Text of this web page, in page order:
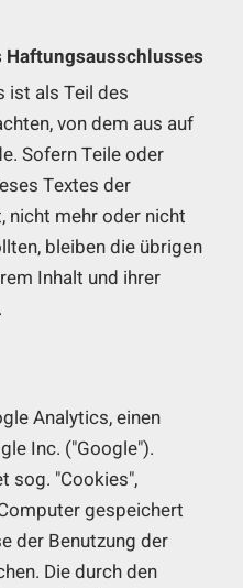
ist als Teil des
von dem aus auf
Sofern Teile oder
Textes der
nicht mehr oder nicht
bleiben die übrigen
Inhalt und ihrer
Analytics, einen
Inc. ("Google").
sog. "Cookies",
gespeichert
der Benutzung der
Die durch den